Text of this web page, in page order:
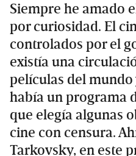
Siempre he amado
por curiosidad. El
controlados por el
existía una
películas del mundo
había un programa
que elegía algunas
cine con censura.
Tarkovsky, en este